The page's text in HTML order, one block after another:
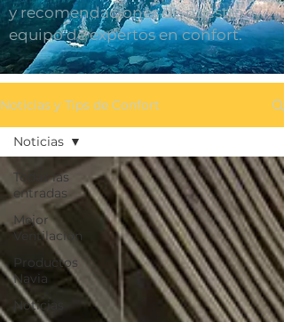
y recomendaciones de nuestro
equipo de expertos en confort.
Noticias y Tips de Confort
Todas las
entradas
Mejor
Ventilación
Productos
Navia
Noticias
Noticias